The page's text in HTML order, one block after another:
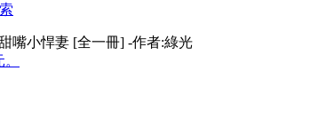
嘴小悍妻 [全一冊] -作者:綠光